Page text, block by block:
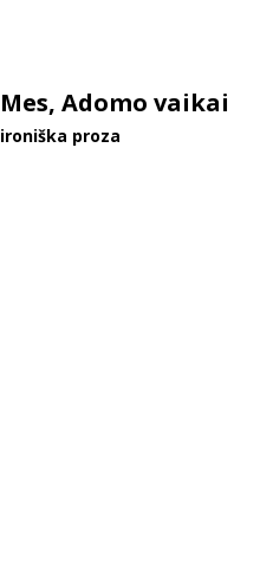
Mes, Adomo vaikai
ironiška proza